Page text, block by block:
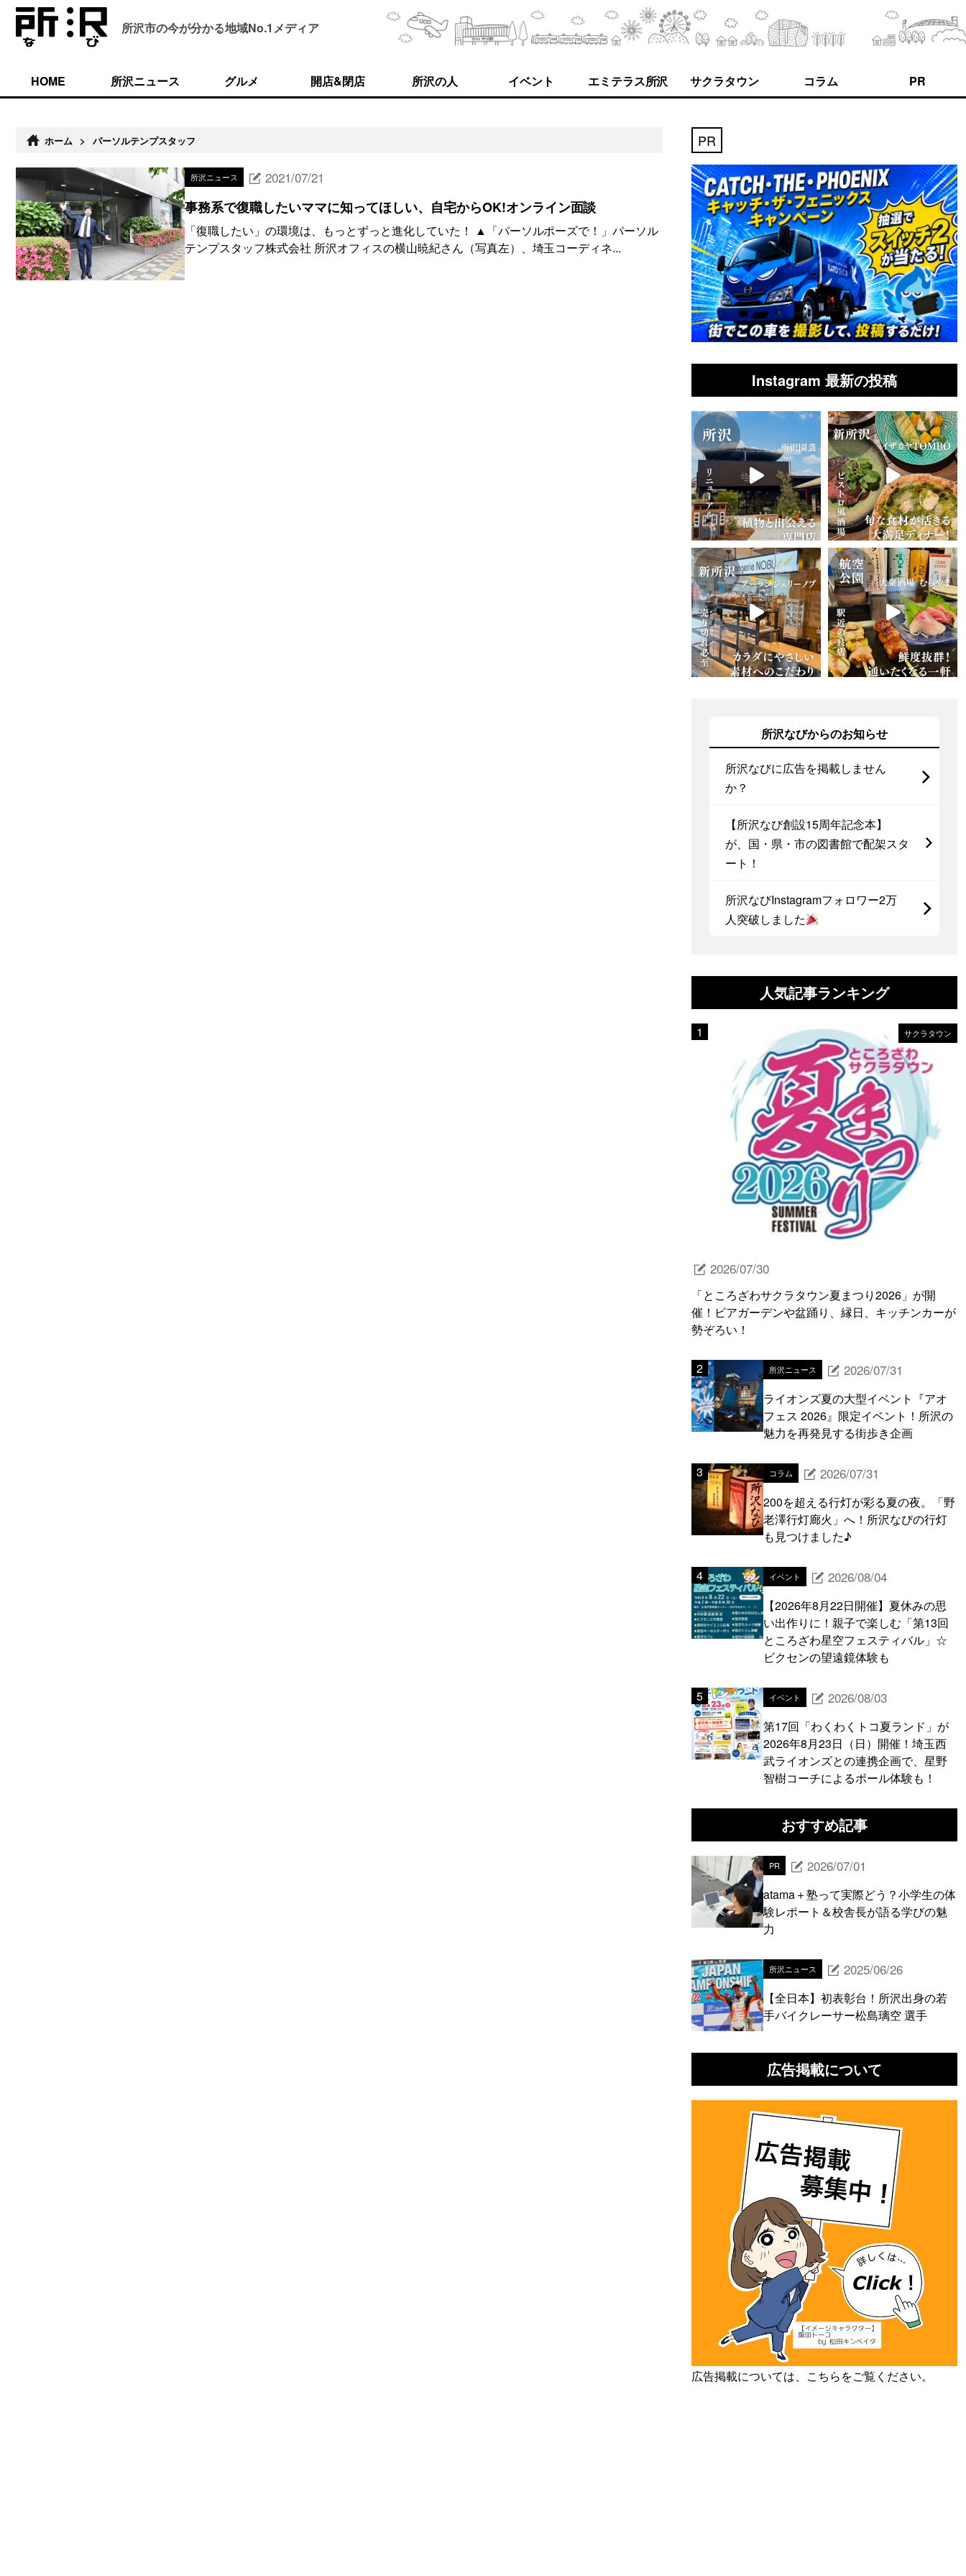
所沢市の今が分かる地域No.1メディア
HOME 所沢ニュース グルメ 開店&閉店 所沢の人 イベント エミテラス所沢 サクラタウン コラム PR
ホーム > パーソルテンプスタッフ
所沢ニュース 2021/07/21
事務系で復職したいママに知ってほしい、自宅からOK!オンライン面談
「復職したい」の環境は、もっとずっと進化していた！ ▲「パーソルポーズで！」パーソル
テンプスタッフ株式会社 所沢オフィスの横山暁紀さん（写真左）、埼玉コーディネ...
PR
Instagram 最新の投稿
所沢なびからのお知らせ
所沢なびに広告を掲載しません
か？
【所沢なび創設15周年記念本】
が、国・県・市の図書館で配架スタ
ート！
所沢なびInstagramフォロワー2万
人突破しました
人気記事ランキング
サクラタウン
2026/07/30
「ところざわサクラタウン夏まつり2026」が開
催！ビアガーデンや盆踊り、縁日、キッチンカーが
勢ぞろい！
所沢ニュース 2026/07/31
ライオンズ夏の大型イベント『アオ
フェス 2026』限定イベント！所沢の
魅力を再発見する街歩き企画
コラム 2026/07/31
200を超える行灯が彩る夏の夜。「野
老澤行灯廊火」へ！所沢なびの行灯
も見つけました♪
イベント 2026/08/04
【2026年8月22日開催】夏休みの思
い出作りに！親子で楽しむ「第13回
ところざわ星空フェスティバル」☆
ビクセンの望遠鏡体験も
イベント 2026/08/03
第17回「わくわくトコ夏ランド」が
2026年8月23日（日）開催！埼玉西
武ライオンズとの連携企画で、星野
智樹コーチによるボール体験も！
おすすめ記事
PR 2026/07/01
atama＋塾って実際どう？小学生の体
験レポート＆校舎長が語る学びの魅
力
所沢ニュース 2025/06/26
【全日本】初表彰台！所沢出身の若
手バイクレーサー松島璃空 選手
広告掲載について
広告掲載については、こちらをご覧ください。